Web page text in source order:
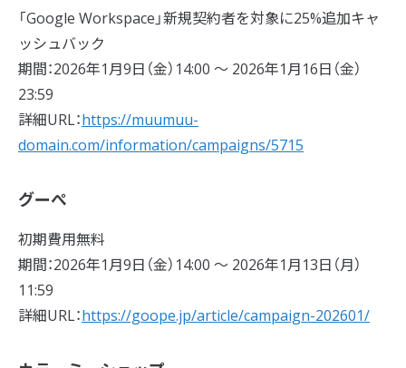
「Google Workspace」新規契約者を対象に25%追加キャ
ッシュバック
期間：2026年1月9日（金）14:00 〜 2026年1月16日（金）
23:59
詳細URL：https://muumuu-
domain.com/information/campaigns/5715
グーぺ
初期費用無料
期間：2026年1月9日（金）14:00 ～ 2026年1月13日（月）
11:59
詳細URL：https://goope.jp/article/campaign-202601/